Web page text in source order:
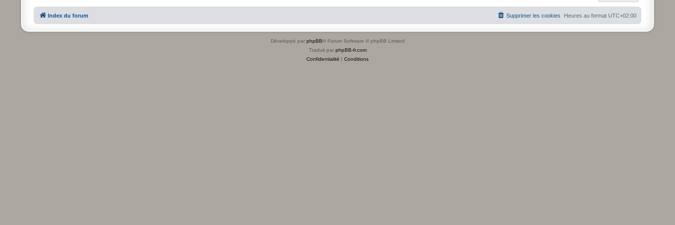
Index du forum Heures au format UTC+02:00
Supprimer les cookies
Développé par phpBB® Forum Software © phpBB Limited
Traduit par phpBB-fr.com
Confidentialité | Conditions